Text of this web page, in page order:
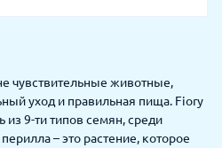
чувствительные животные,
уход и правильная пища. Fiory
9-ти типов семян, среди
– это растение, которое